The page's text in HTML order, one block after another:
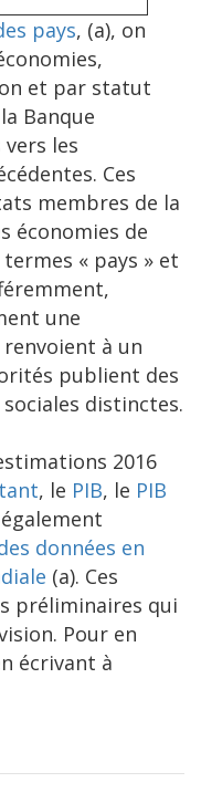
pays, (a), on
et par statut
Banque
les
Ces
membres de la
économies de
« pays » et
une
à un
publient des
distinctes.
2016
, le PIB, le PIB
données en
(a). Ces
préliminaires qui
Pour en
écrivant à